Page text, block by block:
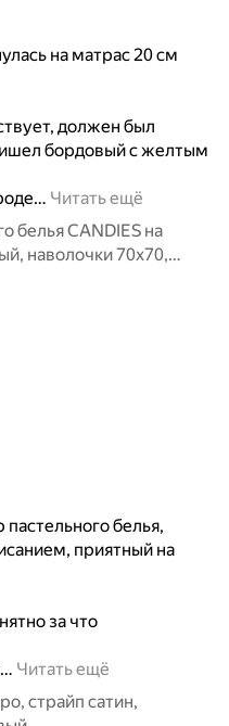
на матрас 20 см
должен был
бордовый с желтым
… Читать ещё
белья CANDIES на
наволочки 70x70,
белья,
приятный на
за что
… Читать ещё
страйп сатин,